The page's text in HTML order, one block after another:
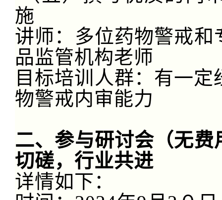
施
讲师：多位药物警戒
品监管机构老师
目标培训人群：有一定
物警戒内审能力
二、参与研讨会 （无
切磋，行业共进
详情如下：